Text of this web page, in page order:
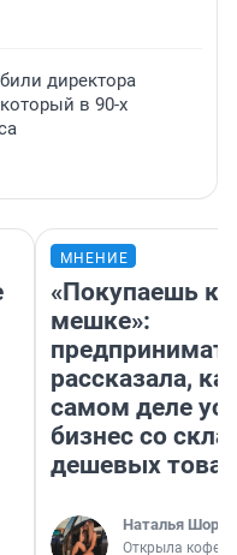
директора
в 90-х
МНЕНИЕ
«Покупаешь
мешке»:
рассказала,
самом деле
бизнес со
дешевых
Наталья
Открыла